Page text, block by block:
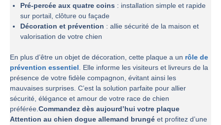
Pré-percée aux quatre coins : installation simple et rapide
sur portail, clôture ou façade
Décoration et prévention : allie sécurité de la maison et
valorisation de votre chien
En plus d’être un objet de décoration, cette plaque a un rôle de
prévention essentiel. Elle informe les visiteurs et livreurs de la
présence de votre fidèle compagnon, évitant ainsi les
mauvaises surprises. C’est la solution parfaite pour allier
sécurité, élégance et amour de votre race de chien
préférée.Commandez dès aujourd’hui votre plaque
Attention au chien dogue allemand brungé et profitez d’une